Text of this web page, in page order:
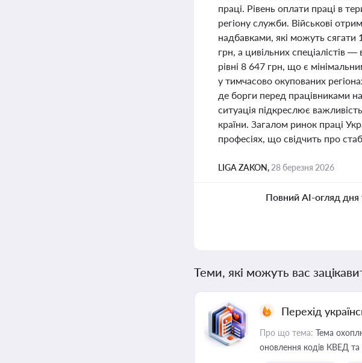
праці. Рівень оплати праці в
регіону служби. Військові
надбавками, які можуть сягати
грн, а цивільних спеціалістів
рівні 8 647 грн, що є
у тимчасово окупованих
де борги перед працівниками
ситуація підкреслює
країни. Загалом ринок праці
професіях, що свідчить про
LIGA ZAKON, 28 березня 2026
Повний AI-огляд дня
Теми, які можуть вас
Перехід
Про що тема: Тема
оновлення кодів КВЕД та